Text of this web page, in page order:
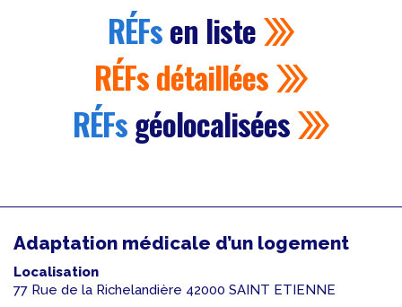
RÉFsen liste
RÉFsdétaillées
RÉFsgéolocalisées
Adaptation médicale d’un logement
Localisation
77 Rue de la Richelandière 42000 SAINT ETIENNE